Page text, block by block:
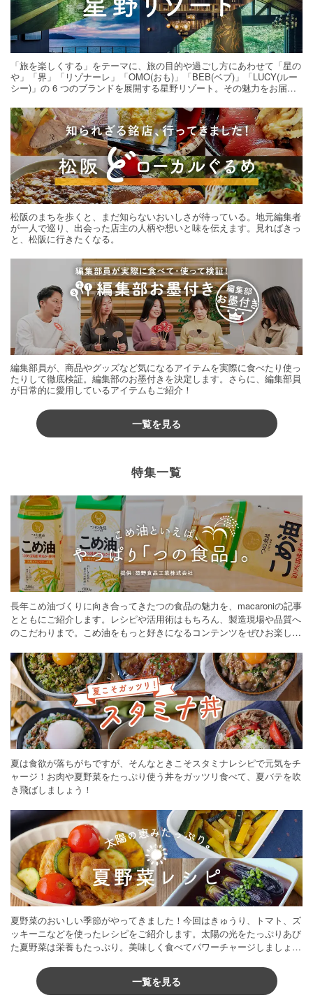
「旅を楽しくする」をテーマに、旅の目的や過ごし方にあわせて「星の
や」「界」「リゾナーレ」「OMO(おも)」「BEB(ベブ)」「LUCY(ルー
シー)」の 6 つのブランドを展開する星野リゾート。その魅力をお届け
松阪のまちを歩くと、まだ知らないおいしさが待っている。地元編集者
が一人で巡り、出会った店主の人柄や想いと味を伝えます。見ればきっ
と、松阪に行きたくなる。
編集部員が、商品やグッズなど気になるアイテムを実際に食べたり使っ
たりして徹底検証。編集部のお墨付きを決定します。さらに、編集部員
が日常的に愛用しているアイテムもご紹介！
一覧を見る
特集一覧
長年こめ油づくりに向き合ってきたつの食品の魅力を、macaroniの記事
とともにご紹介します。レシピや活用術はもちろん、製造現場や品質へ
のこだわりまで。こめ油をもっと好きになるコンテンツをぜひお楽しみ
夏は食欲が落ちがちですが、そんなときこそスタミナレシピで元気をチ
ャージ！お肉や夏野菜をたっぷり使う丼をガッツリ食べて、夏バテを吹
き飛ばしましょう！
夏野菜のおいしい季節がやってきました！今回はきゅうり、トマト、ズ
ッキーニなどを使ったレシピをご紹介します。太陽の光をたっぷりあび
た夏野菜は栄養もたっぷり。美味しく食べてパワーチャージしましょう
一覧を見る